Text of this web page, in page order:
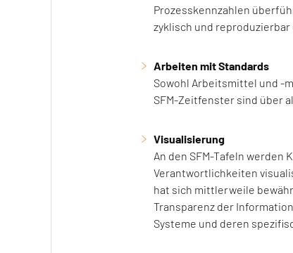
Prozesskennzahlen
zyklisch und
Arbeiten mit Standards
Sowohl Arbeitsmittel und -
SFM-Zeitfenster sind über
Visualisierung
An den SFM-Tafeln
Verantwortlichkeiten
hat sich mittlerweile
Transparenz der
Systeme und deren